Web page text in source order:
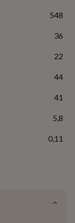
548
36
22
44
41
5,8
0,11